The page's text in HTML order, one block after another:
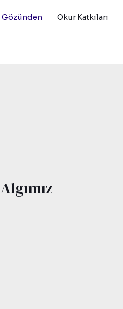
Gözünden Okur Katkıları